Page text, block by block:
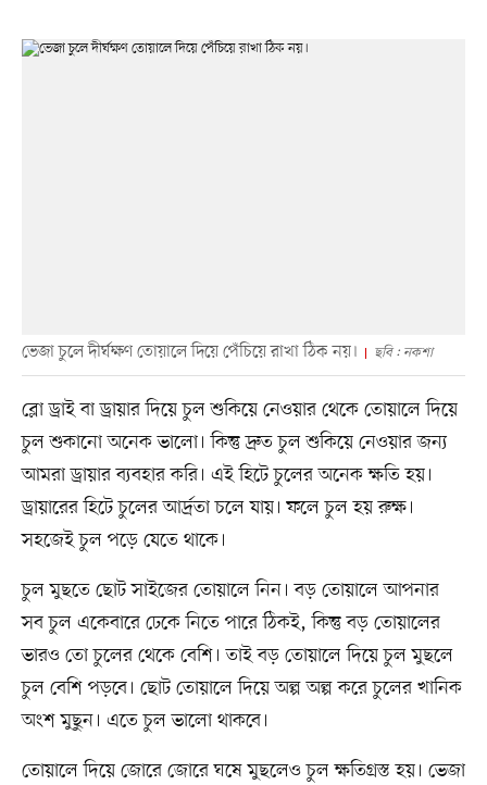
ভেজা চুলে দীর্ঘক্ষণ তোয়ালে দিয়ে পেঁচিয়ে রাখা ঠিক নয়। ছবি : নকশা
ব্লো ড্রাই বা ড্রায়ার দিয়ে চুল শুকিয়ে নেওয়ার থেকে তোয়ালে দিয়ে
চুল শুকানো অনেক ভালো। কিন্তু দ্রুত চুল শুকিয়ে নেওয়ার জন্য
আমরা ড্রায়ার ব্যবহার করি। এই হিটে চুলের অনেক ক্ষতি হয়।
ড্রায়ারের হিটে চুলের আর্দ্রতা চলে যায়। ফলে চুল হয় রুক্ষ।
সহজেই চুল পড়ে যেতে থাকে।
চুল মুছতে ছোট সাইজের তোয়ালে নিন। বড় তোয়ালে আপনার
সব চুল একেবারে ঢেকে নিতে পারে ঠিকই, কিন্তু বড় তোয়ালের
ভারও তো চুলের থেকে বেশি। তাই বড় তোয়ালে দিয়ে চুল মুছলে
চুল বেশি পড়বে। ছোট তোয়ালে দিয়ে অল্প অল্প করে চুলের খানিক
অংশ মুছুন। এতে চুল ভালো থাকবে।
তোয়ালে দিয়ে জোরে জোরে ঘষে মুছলেও চুল ক্ষতিগ্রস্ত হয়। ভেজা